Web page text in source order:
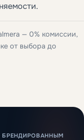
— 0% комиссии,
от выбора до
БРЕНДИРОВАННЫМ